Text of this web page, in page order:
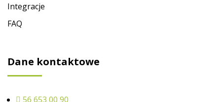
Integracje
FAQ
Dane kontaktowe
56 653 00 90